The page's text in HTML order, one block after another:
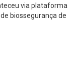
via plataforma
biossegurança de